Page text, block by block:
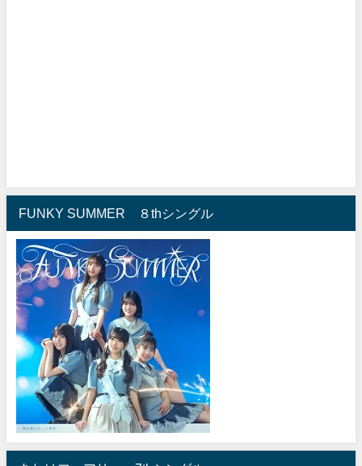
FUNKY SUMMER ８thシングル